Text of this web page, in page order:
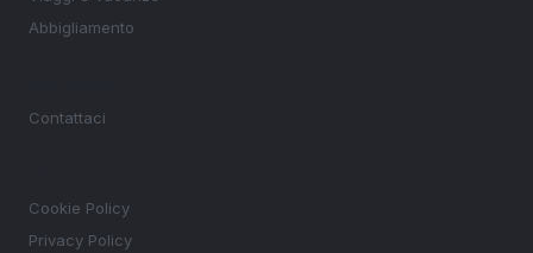
Abbigliamento
Contattaci
Cookie Policy
Privacy Policy